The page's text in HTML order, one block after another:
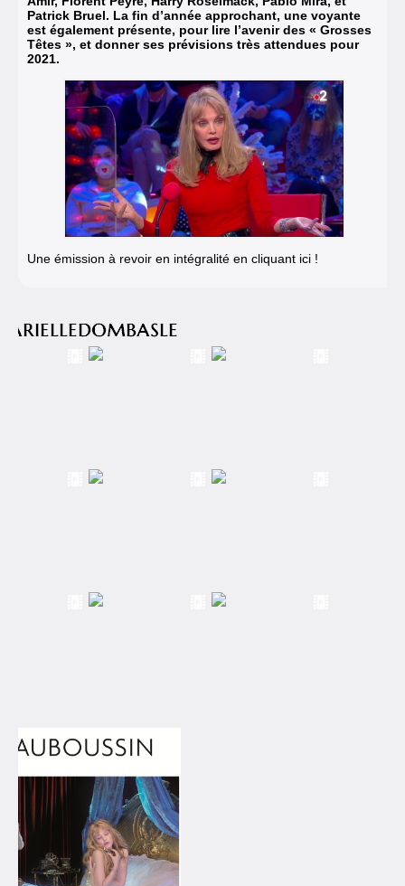
Patrick Bruel. La fin d’année approchant, une voyante
est également présente, pour lire l’avenir des « Grosses
Têtes », et donner ses prévisions très attendues pour
2021.
Une émission à revoir en intégralité en cliquant ici !